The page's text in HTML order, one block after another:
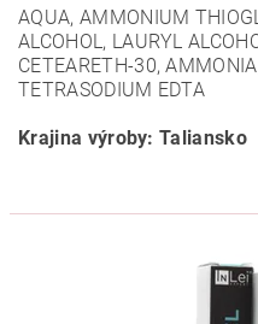
AQUA, AMMONIUM
ALCOHOL, LAURYL
CETEARETH-30,
TETRASODIUM EDTA
Krajina výroby: Taliansko